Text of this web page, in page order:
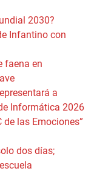
2030?
Infantino con
faena en
a
Informática 2026
de las Emociones”
dos días;